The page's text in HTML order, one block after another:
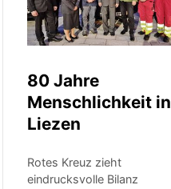
80 Jahre
Menschlichkeit in
Liezen
Rotes Kreuz zieht
eindrucksvolle Bilanz